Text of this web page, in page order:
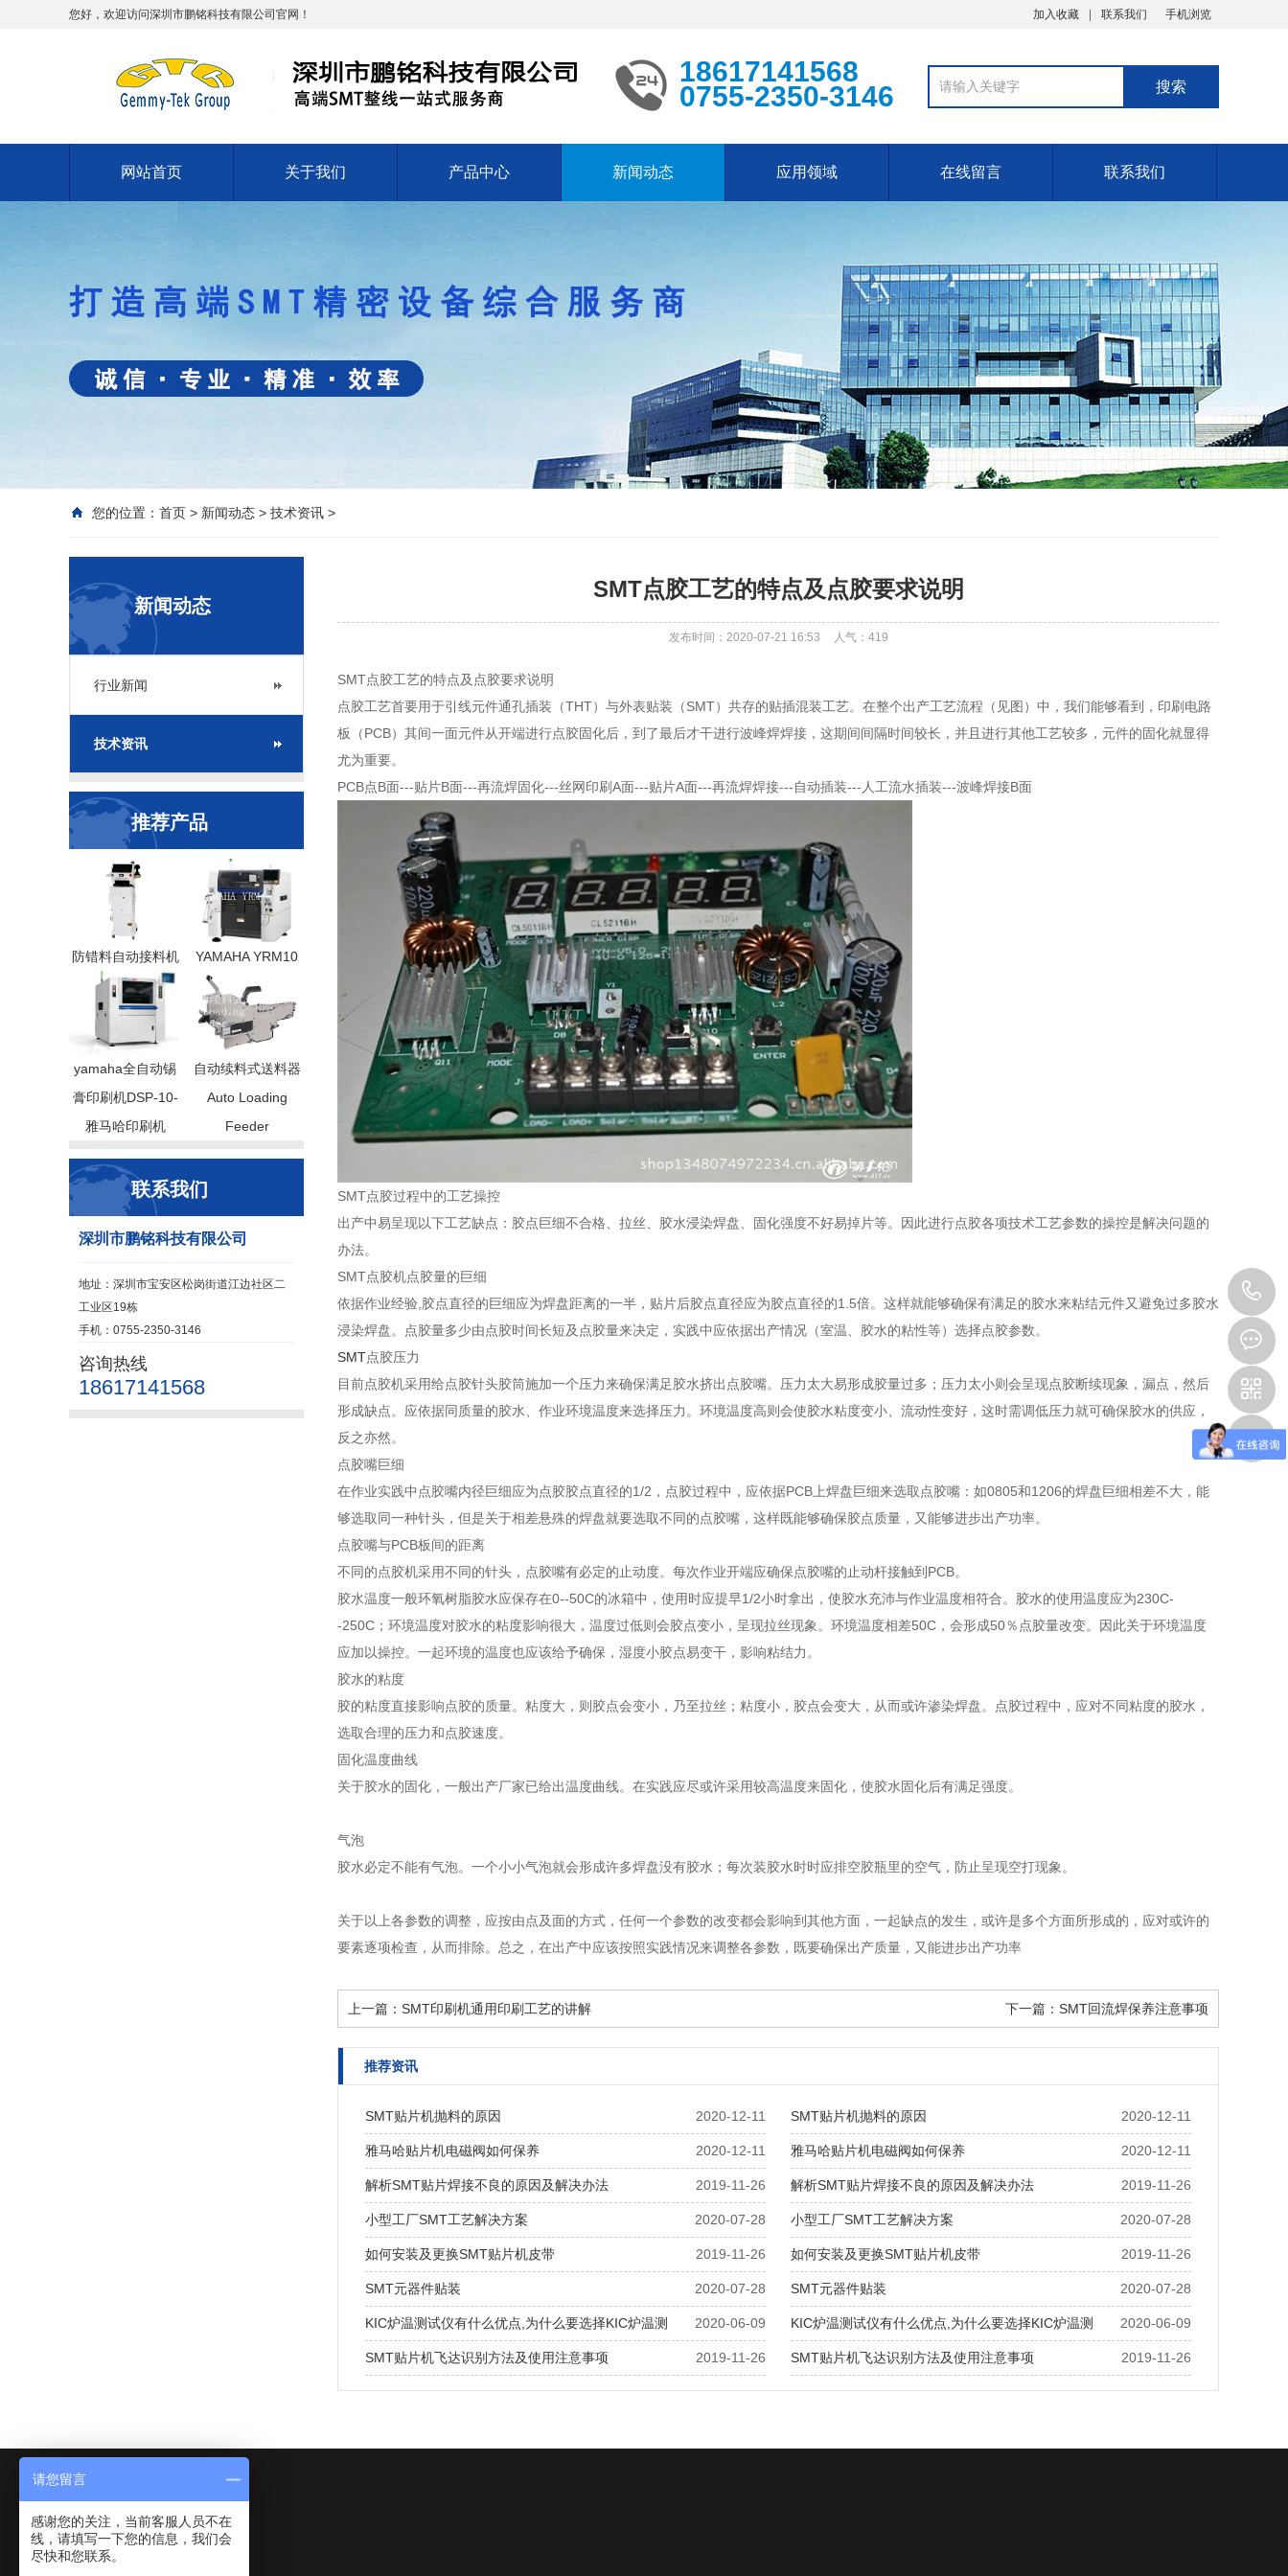
您好，欢迎访问深圳市鹏铭科技有限公司官网！ 加入收藏 联系我们 手机浏览
18617141568
0755-2350-3146
网站首页 关于我们 产品中心 新闻动态 应用领域 在线留言 联系我们
您的位置： 首页 > 新闻动态 > 技术资讯 >
新闻动态
行业新闻
技术资讯
推荐产品
防错料自动接料机 YAMAHA YRM10
yamaha全自动锡
膏印刷机DSP-10-
雅马哈印刷机
自动续料式送料器
Auto Loading
Feeder
联系我们
深圳市鹏铭科技有限公司
地址：深圳市宝安区松岗街道江边社区二
工业区19栋
手机：0755-2350-3146
咨询热线
18617141568
SMT点胶工艺的特点​及点胶要求说明
发布时间：2020-07-21 16:53 人气： 419
SMT点胶工艺的特点​及点胶要求说明
点胶工艺首要用于引线元件通孔插装（THT）与外表贴装（SMT）共存的贴插混装工艺。在整个出产工艺流程（见图）中，我们能够看到，印刷电路
板（PCB）其间一面元件从开端进行点胶固化后，到了最后才干进行波峰焊焊接，这期间间隔时间较长，并且进行其他工艺较多，元件的固化就显得
尤为重要。
PCB点B面---贴片B面---再流焊固化---丝网印刷A面---贴片A面---再流焊焊接---自动插装---人工流水插装---波峰焊接B面
SMT点胶过程中的工艺操控
出产中易呈现以下工艺缺点：胶点巨细不合格、拉丝、胶水浸染焊盘、固化强度不好易掉片等。因此进行点胶各项技术工艺参数的操控是解决问题的
办法。
SMT点胶机点胶量的巨细
依据作业经验,胶点直径的巨细应为焊盘距离的一半，贴片后胶点直径应为胶点直径的1.5倍。这样就能够确保有满足的胶水来粘结元件又避免过多胶水
浸染焊盘。点胶量多少由点胶时间长短及点胶量来决定，实践中应依据出产情况（室温、胶水的粘性等）选择点胶参数。
SMT点胶压力
目前点胶机采用给点胶针头胶筒施加一个压力来确保满足胶水挤出点胶嘴。压力太大易形成胶量过多；压力太小则会呈现点胶断续现象，漏点，然后
形成缺点。应依据同质量的胶水、作业环境温度来选择压力。环境温度高则会使胶水粘度变小、流动性变好，这时需调低压力就可确保胶水的供应，
反之亦然。
点胶嘴巨细
在作业实践中点胶嘴内径巨细应为点胶胶点直径的1/2，点胶过程中，应依据PCB上焊盘巨细来选取点胶嘴：如0805和1206的焊盘巨细相差不大，能
够选取同一种针头，但是关于相差悬殊的焊盘就要选取不同的点胶嘴，这样既能够确保胶点质量，又能够进步出产功率。
点胶嘴与PCB板间的距离
不同的点胶机采用不同的针头，点胶嘴有必定的止动度。每次作业开端应确保点胶嘴的止动杆接触到PCB。
胶水温度一般环氧树脂胶水应保存在0--50C的冰箱中，使用时应提早1/2小时拿出，使胶水充沛与作业温度相符合。胶水的使用温度应为230C-
-250C；环境温度对胶水的粘度影响很大，温度过低则会胶点变小，呈现拉丝现象。环境温度相差50C，会形成50％点胶量改变。因此关于环境温度
应加以操控。一起环境的温度也应该给予确保，湿度小胶点易变干，影响粘结力。
胶水的粘度
胶的粘度直接影响点胶的质量。粘度大，则胶点会变小，乃至拉丝；粘度小，胶点会变大，从而或许渗染焊盘。点胶过程中，应对不同粘度的胶水，
选取合理的压力和点胶速度。
固化温度曲线
关于胶水的固化，一般出产厂家已给出温度曲线。在实践应尽或许采用较高温度来固化，使胶水固化后有满足强度。
气泡
胶水必定不能有气泡。一个小小气泡就会形成许多焊盘没有胶水；每次装胶水时时应排空胶瓶里的空气，防止呈现空打现象。
关于以上各参数的调整，应按由点及面的方式，任何一个参数的改变都会影响到其他方面，一起缺点的发生，或许是多个方面所形成的，应对或许的
要素逐项检查，从而排除。总之，在出产中应该按照实践情况来调整各参数，既要确保出产质量，又能进步出产功率
上一篇： SMT印刷机通用印刷工艺的讲解 下一篇： SMT回流焊保养注意事项
推荐资讯
2020-12-11
SMT贴片机抛料的原因 2020-12-11
SMT贴片机抛料的原因
2020-12-11
雅马哈贴片机电磁阀如何保养 2020-12-11
雅马哈贴片机电磁阀如何保养
2019-11-26
解析SMT贴片焊接不良的原因及解决办法 2019-11-26
解析SMT贴片焊接不良的原因及解决办法
2020-07-28
小型工厂SMT工艺解决方案 2020-07-28
小型工厂SMT工艺解决方案
2019-11-26
如何安装及更换SMT贴片机皮带 2019-11-26
如何安装及更换SMT贴片机皮带
2020-07-28
SMT元器件贴装 2020-07-28
SMT元器件贴装
2020-06-09
KIC炉温测试仪有什么优点,为什么要选择KIC炉温测 2020-06-09
KIC炉温测试仪有什么优点,为什么要选择KIC炉温测
2019-11-26
SMT贴片机飞达识别方法及使用注意事项 2019-11-26
SMT贴片机飞达识别方法及使用注意事项
请您留言
感谢您的关注，当前客服人员不在
线，请填写一下您的信息，我们会
尽快和您联系。